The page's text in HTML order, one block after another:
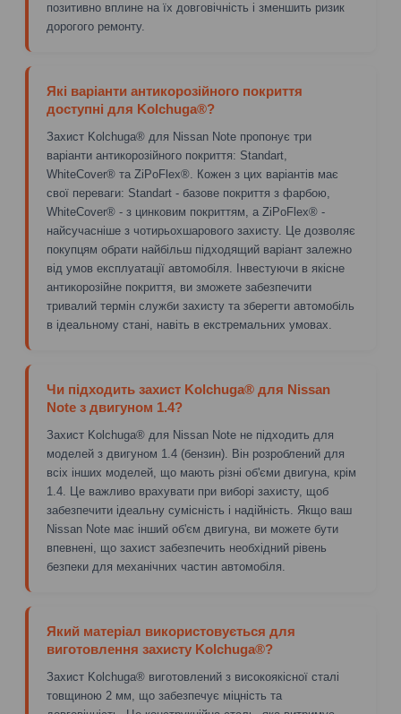
позитивно вплине на їх довговічність і зменшить ризик
дорогого ремонту.
Які варіанти антикорозійного покриття
доступні для Kolchuga®?
Захист Kolchuga® для Nissan Note пропонує три
варіанти антикорозійного покриття: Standart,
WhiteCover® та ZiPoFlex®. Кожен з цих варіантів має
свої переваги: Standart - базове покриття з фарбою,
WhiteCover® - з цинковим покриттям, а ZiPoFlex® -
найсучасніше з чотирьохшарового захисту. Це дозволяє
покупцям обрати найбільш підходящий варіант залежно
від умов експлуатації автомобіля. Інвестуючи в якісне
антикорозійне покриття, ви зможете забезпечити
тривалий термін служби захисту та зберегти автомобіль
в ідеальному стані, навіть в екстремальних умовах.
Чи підходить захист Kolchuga® для Nissan
Note з двигуном 1.4?
Захист Kolchuga® для Nissan Note не підходить для
моделей з двигуном 1.4 (бензин). Він розроблений для
всіх інших моделей, що мають різні об'єми двигуна, крім
1.4. Це важливо врахувати при виборі захисту, щоб
забезпечити ідеальну сумісність і надійність. Якщо ваш
Nissan Note має інший об'єм двигуна, ви можете бути
впевнені, що захист забезпечить необхідний рівень
безпеки для механічних частин автомобіля.
Який матеріал використовується для
виготовлення захисту Kolchuga®?
Захист Kolchuga® виготовлений з високоякісної сталі
товщиною 2 мм, що забезпечує міцність та